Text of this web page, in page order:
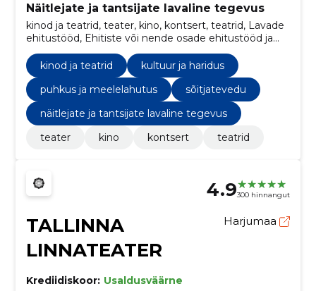
Näitlejate ja tantsijate lavaline tegevus
kinod ja teatrid, teater, kino, kontsert, teatrid, Lavade
ehitustööd, Ehitiste või nende osade ehitustööd ja
taasesitamise aparatuur
kinod ja teatrid
kultuur ja haridus
puhkus ja meelelahutus
sõitjatevedu
näitlejate ja tantsijate lavaline tegevus
teater
kino kontsert teatrid
4.9300 hinnangut
TALLINNA
LINNATEATER
Harjumaa
Krediidiskoor: Usaldusväärne